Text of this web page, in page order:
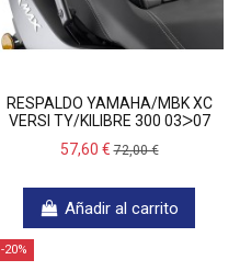
RESPALDO YAMAHA/MBK XC
VERSI TY/KILIBRE 300 03ᐳ07
57,60 €72,00 €
Añadir al carrito
-20%